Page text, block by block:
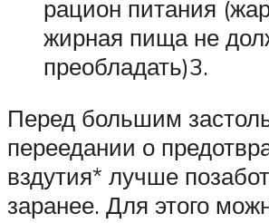
рацион питания
жирная пища не
преобладать)3.
Перед большим
переедании о
вздутия* лучше
заранее. Для этого